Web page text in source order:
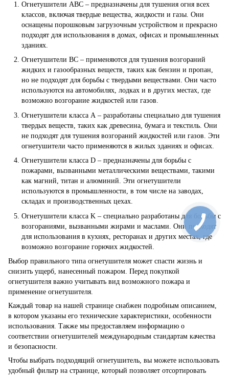
Огнетушители ABC – предназначены для тушения огня всех
классов, включая твердые вещества, жидкости и газы. Они
оснащены порошковым загрузочным устройством и прекрасно
подходят для использования в домах, офисах и промышленных
зданиях.
Огнетушители BC – применяются для тушения возгораний
жидких и газообразных веществ, таких как бензин и пропан,
но не подходят для борьбы с твердыми веществами. Они часто
используются на автомобилях, лодках и в других местах, где
возможно возгорание жидкостей или газов.
Огнетушители класса А – разработаны специально для тушения
твердых веществ, таких как древесина, бумага и текстиль. Они
не подходят для тушения возгораний жидкостей или газов. Эти
огнетушители часто применяются в жилых зданиях и офисах.
Огнетушители класса D – предназначены для борьбы с
пожарами, вызванными металлическими веществами, такими
как магний, титан и алюминий. Эти огнетушители
используются в промышленности, в том числе на заводах,
складах и производственных цехах.
Огнетушители класса K – специально разработаны для борьбы с
возгораниями, вызванными жирами и маслами. Они подходят
для использования в кухнях, ресторанах и других местах, где
возможно возгорание горючих жидкостей.
Выбор правильного типа огнетушителя может спасти жизнь и
снизить ущерб, нанесенный пожаром. Перед покупкой
огнетушителя важно учитывать вид возможного пожара и
применение огнетушителя.
Каждый товар на нашей странице снабжен подробным описанием,
в котором указаны его технические характеристики, особенности
использования. Также мы предоставляем информацию о
соответствии огнетушителей международным стандартам качества
и безопасности.
Чтобы выбрать подходящий огнетушитель, вы можете использовать
удобный фильтр на странице, который позволяет отсортировать